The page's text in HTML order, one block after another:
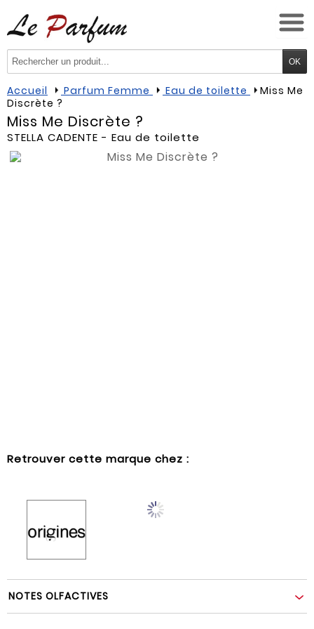
Accueil Parfum Femme Eau de toilette
Miss Me
Discrète ?
Miss Me Discrète ?
STELLA CADENTE - Eau de toilette
NOTES OLFACTIVES
Retrouver cette marque chez :